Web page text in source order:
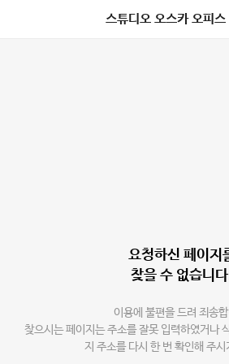
스튜디오 오스카 오피
요청하신 페이지
찾을 수 없습니
이용에 불편을 드려 죄송
찾으시는 페이지는 주소를 잘못 입력하였거나
지 주소를 다시 한 번 확인해 주시